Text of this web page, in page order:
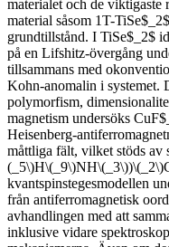
materialet och de viktigaste
material såsom 1T-
grundtillstånd. I TiSe$_2$
på en Lifshitz-övergång
tillsammans med
Kohn-anomalin i systemet.
polymorfism,
magnetism undersöks
Heisenberg-
måttliga fält, vilket stöds av
kvantspinstegesmodellen
från antiferromagnetisk
avhandlingen med att
inklusive vidare